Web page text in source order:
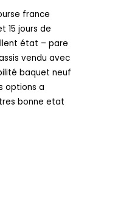
france
15 jours de
état – pare
vendu avec
baquet neuf
options a
bonne etat